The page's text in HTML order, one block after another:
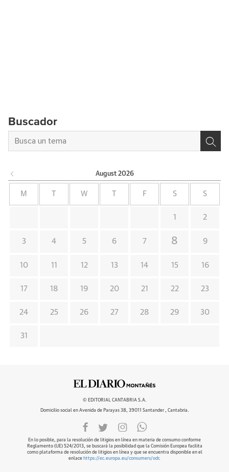
Buscador
August 2026
M W F S S
1 2
3 4 5 6 7 8 9
10 11 12 13 14 15 16
17 18 19 20 21 22 23
24 25 26 27 28 29 30
31
© EDITORIAL CANTABRIA S.A.
Domicilio social en Avenida de Parayas 38, 39011 Santander , Cantabria.
En lo posible, para la resolución de litigios en línea en materia de consumo conforme
Reglamento (UE) 524/2013, se buscará la posibilidad que la Comisión Europea facilita
como plataforma de resolución de litigios en línea y que se encuentra disponible en el
enlace https://ec.europa.eu/consumers/odr.